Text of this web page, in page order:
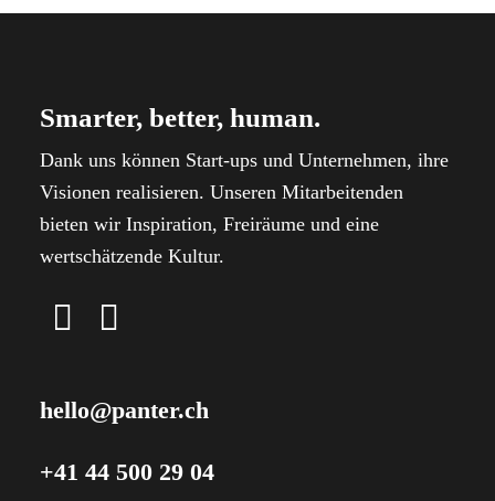
Smarter, better, human.
Dank uns können Start-ups und Unternehmen, ihre
Visionen realisieren. Unseren Mitarbeitenden
bieten wir Inspiration, Freiräume und eine
wertschätzende Kultur.
hello@panter.ch
+41 44 500 29 04